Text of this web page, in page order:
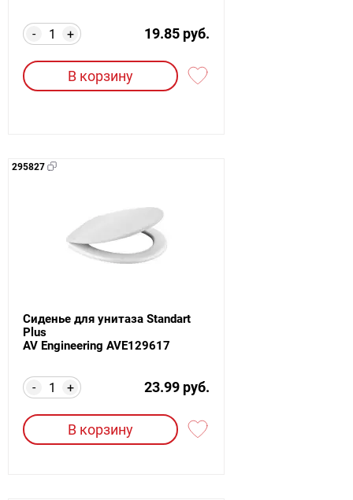
+
- 19.85 руб.
В корзину
295827
Сиденье для унитаза Standart
Plus
AV Engineering AVE129617
+
- 23.99 руб.
В корзину